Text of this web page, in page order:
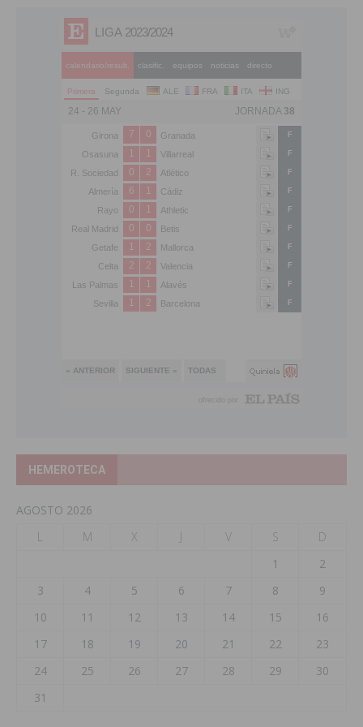
HEMEROTECA
AGOSTO 2026
L
M X J V S
D
1
2
3
4 5 6 7 8
9
10
11 12 13 14 15
16
17
18 19 20 21 22
23
24
25 26 27 28 29
30
31